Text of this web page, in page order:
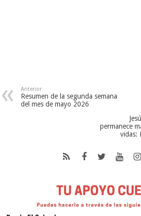
Anterior
Resumen de la segunda semana
del mes de mayo 2026
permanece
vidas: